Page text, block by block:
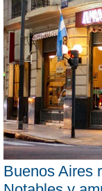
Buenos Aires